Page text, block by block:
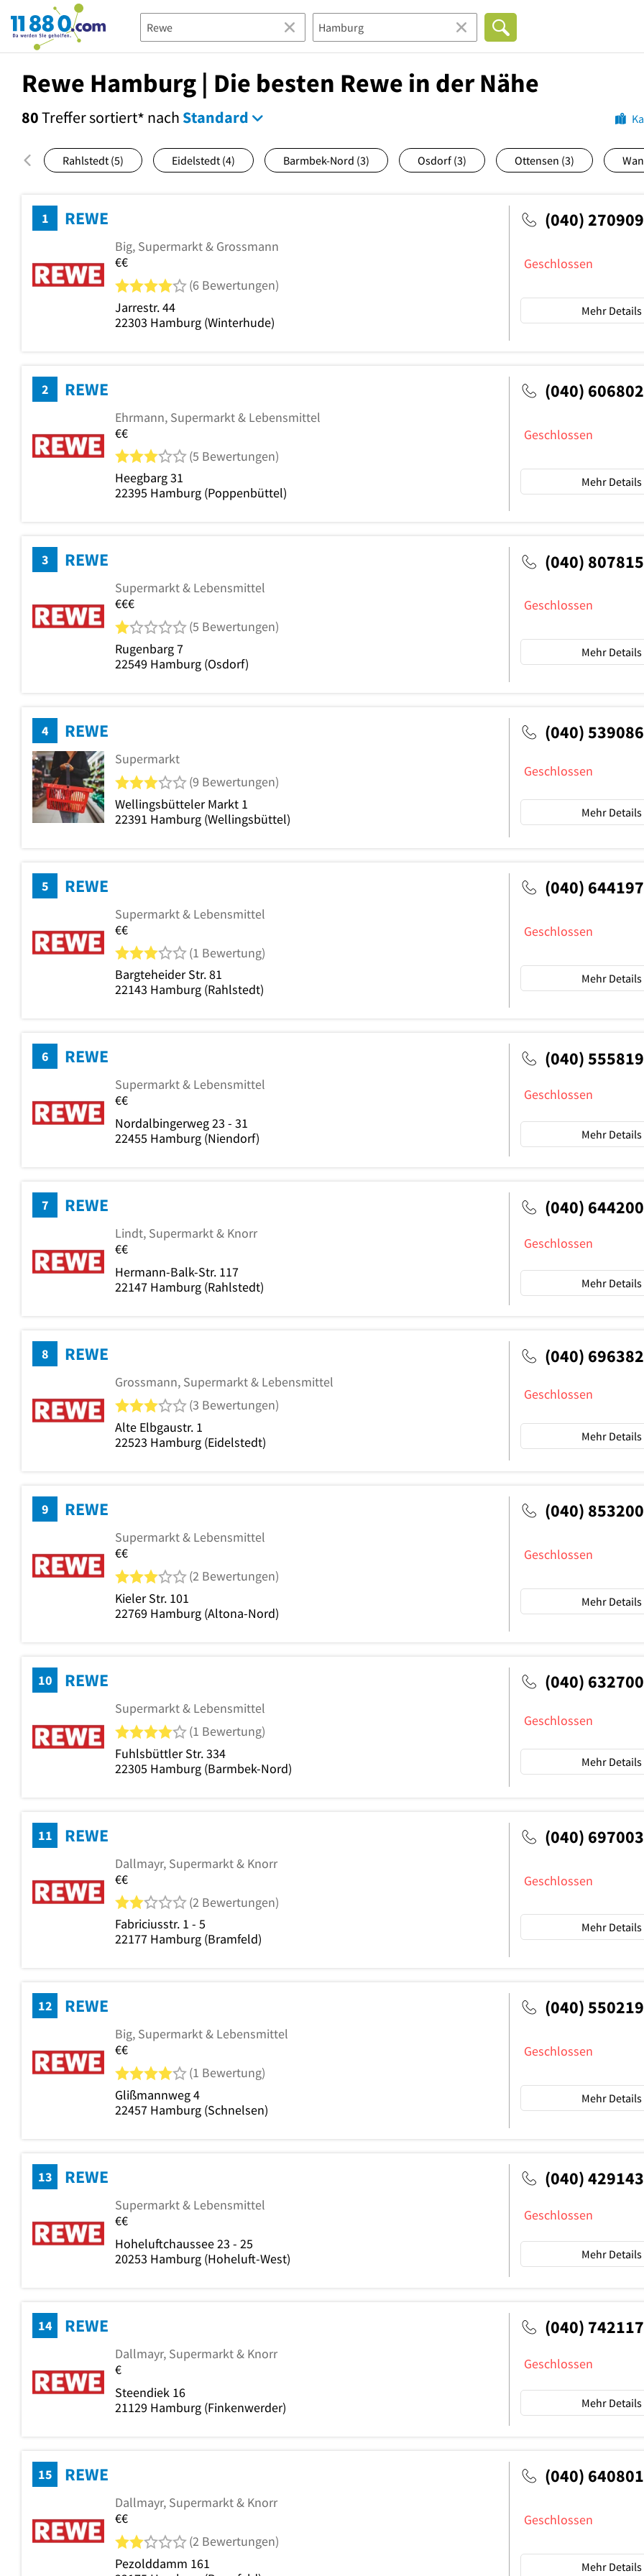
11880.com
Rewe Hamburg | Die besten Rewe in der Nähe
80Treffersortiert* nach Standard
Rahlstedt (5) Eidelstedt (4) Barmbek-Nord (3) Osdorf (3) Ottensen (3)
1 REWE
Big, Supermarkt & Grossmann
€€
4 von 5 Sternen
(6 Bewertungen)
Jarrestr. 44
22303 Hamburg (Winterhude)
(040)
Geschlossen
Mehr Details
2 REWE
Ehrmann, Supermarkt & Lebensmittel
€€
3 von 5 Sternen
(5 Bewertungen)
Heegbarg 31
22395 Hamburg (Poppenbüttel)
(040)
Geschlossen
Mehr Details
3 REWE
Supermarkt & Lebensmittel
€€€
1 von 5 Sternen
(5 Bewertungen)
Rugenbarg 7
22549 Hamburg (Osdorf)
(040)
Geschlossen
Mehr Details
4 REWE
Supermarkt
3 von 5 Sternen
(9 Bewertungen)
Wellingsbütteler Markt 1
22391 Hamburg (Wellingsbüttel)
(040)
Geschlossen
Mehr Details
5 REWE
Supermarkt & Lebensmittel
€€
3 von 5 Sternen
(1 Bewertung)
Bargteheider Str. 81
22143 Hamburg (Rahlstedt)
(040)
Geschlossen
Mehr Details
6 REWE
Supermarkt & Lebensmittel
€€
Nordalbingerweg 23 - 31
22455 Hamburg (Niendorf)
(040)
Geschlossen
Mehr Details
7 REWE
Lindt, Supermarkt & Knorr
€€
Hermann-Balk-Str. 117
22147 Hamburg (Rahlstedt)
(040)
Geschlossen
Mehr Details
8 REWE
Grossmann, Supermarkt & Lebensmittel
3 von 5 Sternen
(3 Bewertungen)
Alte Elbgaustr. 1
22523 Hamburg (Eidelstedt)
(040)
Geschlossen
Mehr Details
9 REWE
Supermarkt & Lebensmittel
€€
3 von 5 Sternen
(2 Bewertungen)
Kieler Str. 101
22769 Hamburg (Altona-Nord)
(040)
Geschlossen
Mehr Details
10 REWE
Supermarkt & Lebensmittel
4 von 5 Sternen
(1 Bewertung)
Fuhlsbüttler Str. 334
22305 Hamburg (Barmbek-Nord)
(040)
Geschlossen
Mehr Details
11 REWE
Dallmayr, Supermarkt & Knorr
€€
2 von 5 Sternen
(2 Bewertungen)
Fabriciusstr. 1 - 5
22177 Hamburg (Bramfeld)
(040)
Geschlossen
Mehr Details
12 REWE
Big, Supermarkt & Lebensmittel
€€
4 von 5 Sternen
(1 Bewertung)
Glißmannweg 4
22457 Hamburg (Schnelsen)
(040)
Geschlossen
Mehr Details
13 REWE
Supermarkt & Lebensmittel
€€
Hoheluftchaussee 23 - 25
20253 Hamburg (Hoheluft-West)
(040)
Geschlossen
Mehr Details
14 REWE
Dallmayr, Supermarkt & Knorr
€
Steendiek 16
21129 Hamburg (Finkenwerder)
(040)
Geschlossen
Mehr Details
15 REWE
Dallmayr, Supermarkt & Knorr
€€
2 von 5 Sternen
(2 Bewertungen)
Pezolddamm 161
(040)
Geschlossen
Mehr Details